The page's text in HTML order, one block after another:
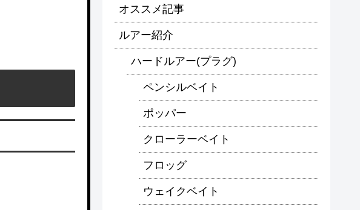
オススメ記事
ルアー紹介
ハードルアー(プラグ)
ペンシルベイト
ポッパー
クローラーベイト
フロッグ
ウェイクベイト